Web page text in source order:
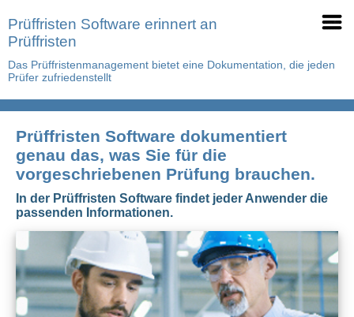
Prüffristen Software erinnert an
Prüffristen
Das Prüffristenmanagement bietet eine Dokumentation, die jeden
Prüfer zufriedenstellt
Prüffristen Software dokumentiert
genau das, was Sie für die
vorgeschriebenen Prüfung brauchen.
In der Prüffristen Software findet jeder Anwender die
passenden Informationen.